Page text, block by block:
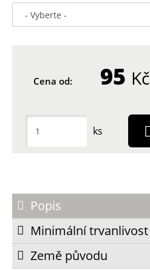
Cena od: 95 Kč
ks
Popis
Minimální trvanlivost
Země původu